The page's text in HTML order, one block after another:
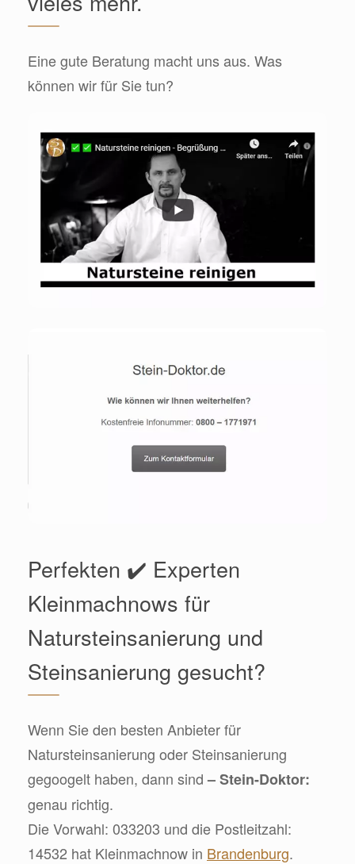
Eine gute Beratung macht uns aus. Was
können wir für Sie tun?
Perfekten ✔️ Experten
Kleinmachnows für
Natursteinsanierung und
Steinsanierung gesucht?
Wenn Sie den besten Anbieter für
Natursteinsanierung oder Steinsanierung
gegoogelt haben, dann sind– Stein-Doktor:
genau richtig.
Die Vorwahl: 033203 und die Postleitzahl:
14532 hat Kleinmachnow in Brandenburg.